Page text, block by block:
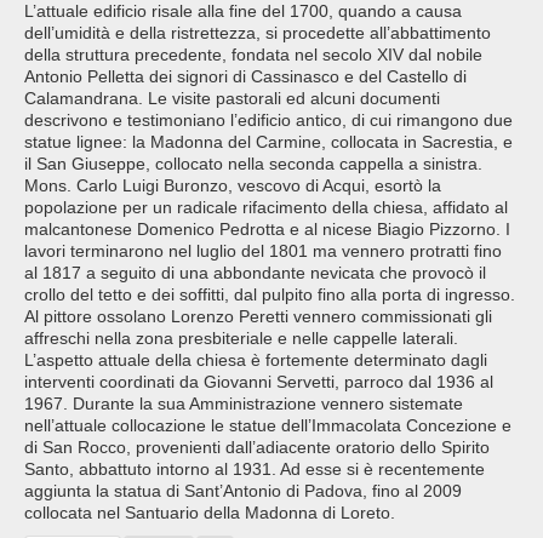
L’attuale edificio risale alla fine del 1700, quando a causa
dell’umidità e della ristrettezza, si procedette all’abbattimento
della struttura precedente, fondata nel secolo XIV dal nobile
Antonio Pelletta dei signori di Cassinasco e del Castello di
Calamandrana. Le visite pastorali ed alcuni documenti
descrivono e testimoniano l’edificio antico, di cui rimangono due
statue lignee: la Madonna del Carmine, collocata in Sacrestia, e
il San Giuseppe, collocato nella seconda cappella a sinistra.
Mons. Carlo Luigi Buronzo, vescovo di Acqui, esortò la
popolazione per un radicale rifacimento della chiesa, affidato al
malcantonese Domenico Pedrotta e al nicese Biagio Pizzorno. I
lavori terminarono nel luglio del 1801 ma vennero protratti fino
al 1817 a seguito di una abbondante nevicata che provocò il
crollo del tetto e dei soffitti, dal pulpito fino alla porta di ingresso.
Al pittore ossolano Lorenzo Peretti vennero commissionati gli
affreschi nella zona presbiteriale e nelle cappelle laterali.
L’aspetto attuale della chiesa è fortemente determinato dagli
interventi coordinati da Giovanni Servetti, parroco dal 1936 al
1967. Durante la sua Amministrazione vennero sistemate
nell’attuale collocazione le statue dell’Immacolata Concezione e
di San Rocco, provenienti dall’adiacente oratorio dello Spirito
Santo, abbattuto intorno al 1931. Ad esse si è recentemente
aggiunta la statua di Sant’Antonio di Padova, fino al 2009
collocata nel Santuario della Madonna di Loreto.